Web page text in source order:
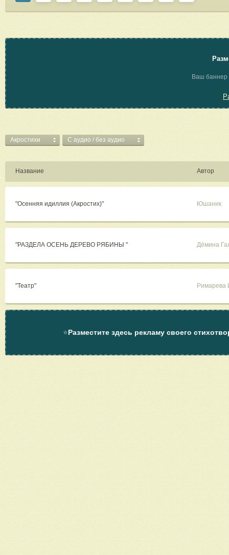
Ваш баннер
Акростихи C аудио / без аудио
Название Автор
"Осенняя идиллия (Акростих)" Юшаник
"РАЗДЕЛА ОСЕНЬ ДЕРЕВО РЯБИНЫ " Дёмина
"Театр" Римарева
⭐Разместите здесь рекламу своего